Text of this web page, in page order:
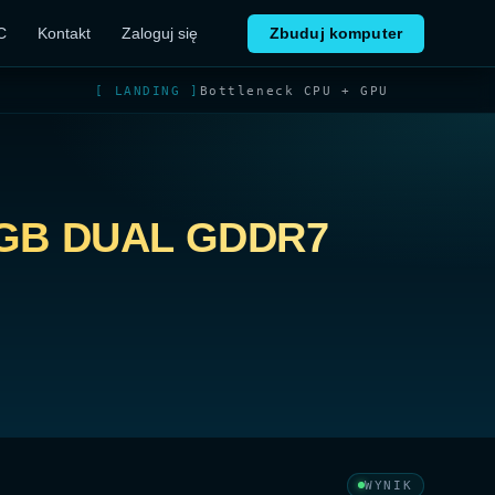
Kontakt Zaloguj się Zbuduj komputer
[ LANDING ] Bottleneck CPU + GPU
DUAL GDDR7
WYNIK